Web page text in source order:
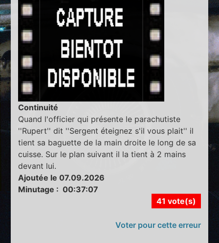
Continuité
Quand l'officier qui présente le parachutiste
''Rupert'' dit ''Sergent éteignez s'il vous plait'' il
tient sa baguette de la main droite le long de sa
cuisse. Sur le plan suivant il la tient à 2 mains
devant lui.
Ajoutée le 07.09.2026
Minutage : 00:37:07
41 vote(s)
Voter pour cette erreur